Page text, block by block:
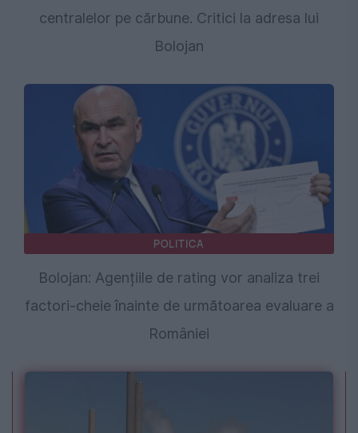
centralelor pe cărbune. Critici la adresa lui
Bolojan
POLITICA
Bolojan: Agențiile de rating vor analiza trei
factori-cheie înainte de următoarea evaluare a
României